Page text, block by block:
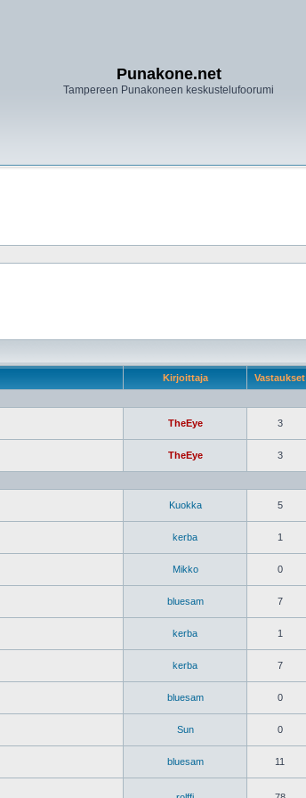
Punakone.net
Tampereen Punakoneen keskustelufoorumi
Kirjoittaja Vastaukset
TheEye 3
TheEye 3
Kuokka 5
kerba 1
Mikko 0
bluesam 7
kerba 1
kerba 7
bluesam 0
Sun 0
bluesam 11